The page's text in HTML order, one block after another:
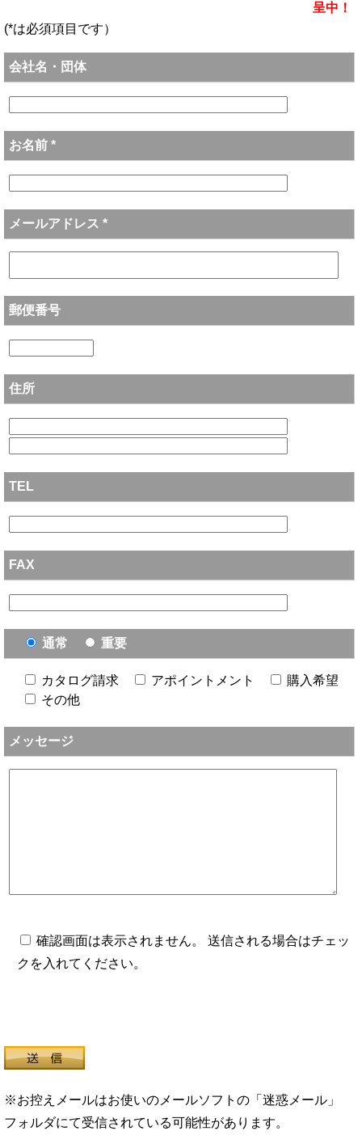
呈中！
(*は必須項目です）
会社名・団体
お名前 *
メールアドレス *
郵便番号
住所
TEL
FAX
通常 重要
カタログ請求 アポイントメント
購入希望
その他
メッセージ
確認画面は表示されません。 送信される場合はチェッ
クを入れてください。
※お控えメールはお使いのメールソフトの「迷惑メール」
フォルダにて受信されている可能性があります。